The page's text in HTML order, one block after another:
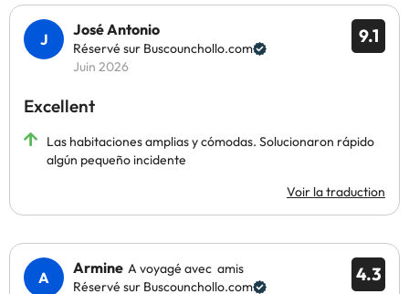
9.1
José Antonio
Réservé sur Buscounchollo.com
Juin 2026
Excellent
Las habitaciones amplias y cómodas. Solucionaron rápido
algún pequeño incidente
Voir la traduction
4.3
Armine A voyagé avec amis
Réservé sur Buscounchollo.com